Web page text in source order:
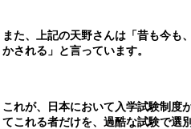
また、上記の天野さんは「昔も今も
かされる」と言っています。
これが、日本において入学試験制
てこれる者だけを、過酷な試験で選